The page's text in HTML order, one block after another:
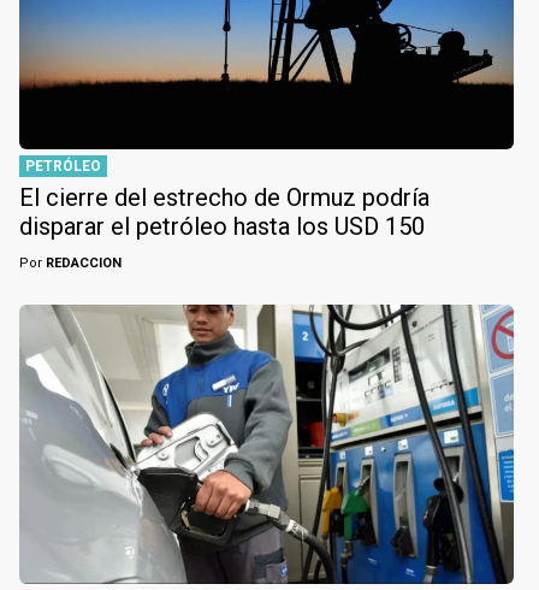
PETRÓLEO
El cierre del estrecho de Ormuz podría
disparar el petróleo hasta los USD 150
Por REDACCION